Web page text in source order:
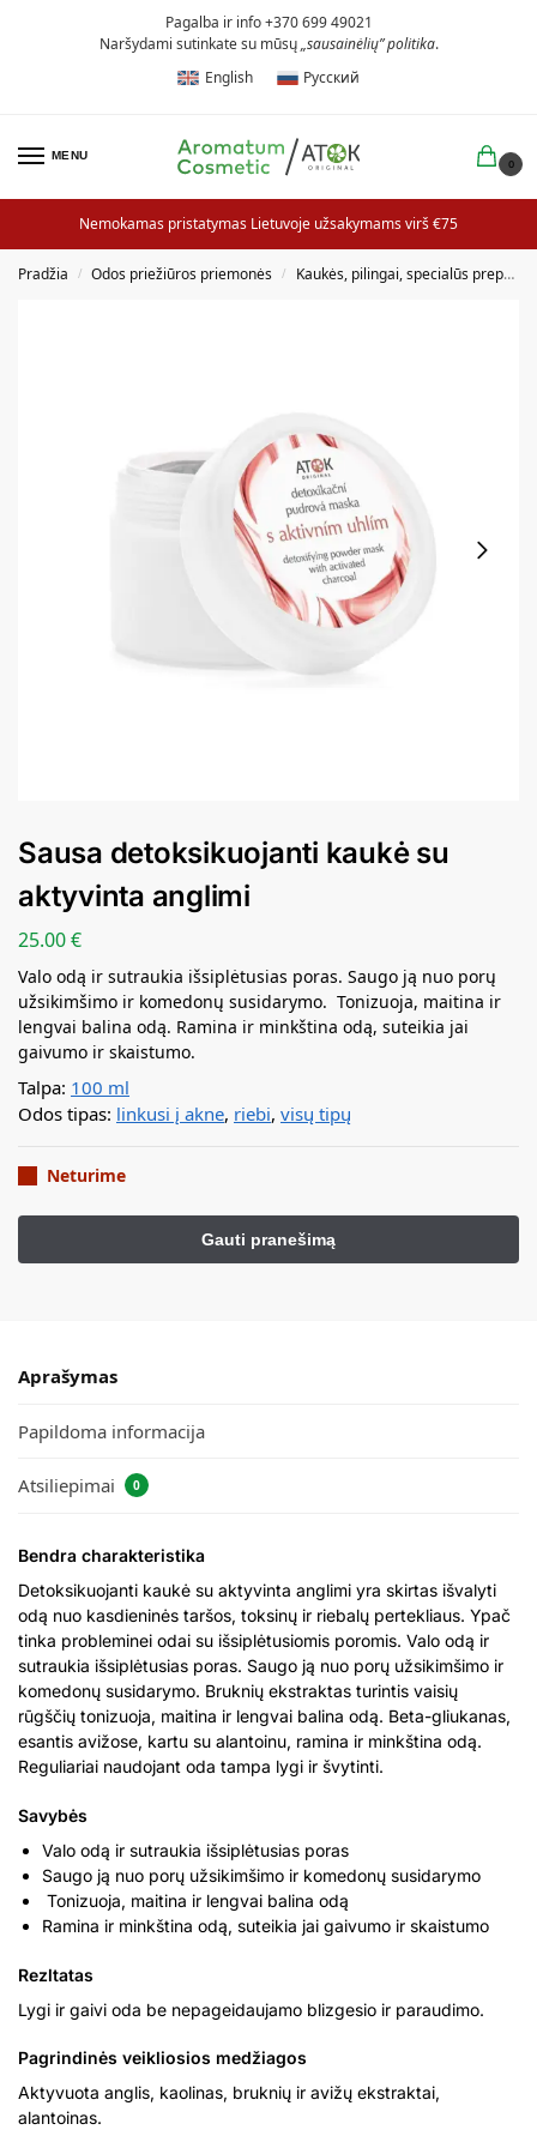
Pagalba ir info +370 699 49021
Naršydami sutinkate su mūsų„sausainėlių” politika.
English
Русский
MENU
0
Nemokamas pristatymas Lietuvoje užsakymams virš €75
Pradžia / Odos priežiūros priemonės / Kaukės, pilingai, specialūs preparatai
Sausa detoksikuojanti kaukė su
aktyvinta anglimi
25.00€
Valo odą ir sutraukia išsiplėtusias poras. Saugo ją nuo porų
užsikimšimo ir komedonų susidarymo. Tonizuoja, maitina ir
lengvai balina odą. Ramina ir minkština odą, suteikia jai
gaivumo ir skaistumo.
Talpa: 100 ml
Odos tipas: linkusi į akne, riebi, visų tipų
Neturime
Aprašymas
Papildoma informacija
Atsiliepimai 0
Bendra charakteristika
Detoksikuojanti kaukė su aktyvinta anglimi yra skirtas išvalyti
odą nuo kasdieninės taršos, toksinų ir riebalų pertekliaus. Ypač
tinka probleminei odai su išsiplėtusiomis poromis. Valo odą ir
sutraukia išsiplėtusias poras. Saugo ją nuo porų užsikimšimo ir
komedonų susidarymo. Bruknių ekstraktas turintis vaisių
rūgščių tonizuoja, maitina ir lengvai balina odą. Beta-gliukanas,
esantis avižose, kartu su alantoinu, ramina ir minkština odą.
Reguliariai naudojant oda tampa lygi ir švytinti.
Savybės
Valo odą ir sutraukia išsiplėtusias poras
Saugo ją nuo porų užsikimšimo ir komedonų susidarymo
Tonizuoja, maitina ir lengvai balina odą
Ramina ir minkština odą, suteikia jai gaivumo ir skaistumo
Rezltatas
Lygi ir gaivi oda be nepageidaujamo blizgesio ir paraudimo.
Pagrindinės veikliosios medžiagos
Aktyvuota anglis, kaolinas, bruknių ir avižų ekstraktai,
alantoinas.